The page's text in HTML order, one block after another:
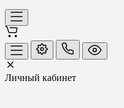
Личный кабинет